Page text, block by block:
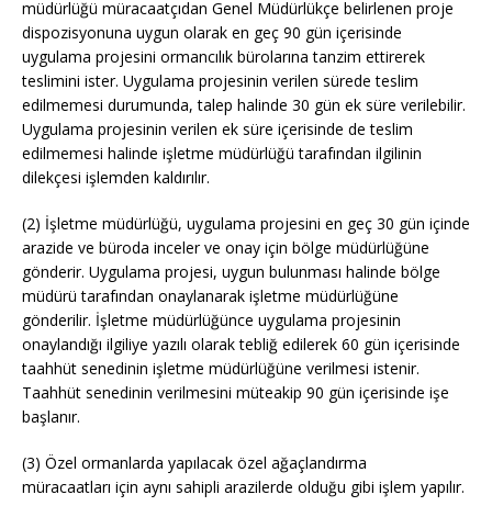
müdürlüğü müracaatçıdan Genel Müdürlükçe belirlenen proje
dispozisyonuna uygun olarak en geç 90 gün içerisinde
uygulama projesini ormancılık bürolarına tanzim ettirerek
teslimini ister. Uygulama projesinin verilen sürede teslim
edilmemesi durumunda, talep halinde 30 gün ek süre verilebilir.
Uygulama projesinin verilen ek süre içerisinde de teslim
edilmemesi halinde işletme müdürlüğü tarafından ilgilinin
dilekçesi işlemden kaldırılır.
(2) İşletme müdürlüğü, uygulama projesini en geç 30 gün içinde
arazide ve büroda inceler ve onay için bölge müdürlüğüne
gönderir. Uygulama projesi, uygun bulunması halinde bölge
müdürü tarafından onaylanarak işletme müdürlüğüne
gönderilir. İşletme müdürlüğünce uygulama projesinin
onaylandığı ilgiliye yazılı olarak tebliğ edilerek 60 gün içerisinde
taahhüt senedinin işletme müdürlüğüne verilmesi istenir.
Taahhüt senedinin verilmesini müteakip 90 gün içerisinde işe
başlanır.
(3) Özel ormanlarda yapılacak özel ağaçlandırma
müracaatları için aynı sahipli arazilerde olduğu gibi işlem yapılır.